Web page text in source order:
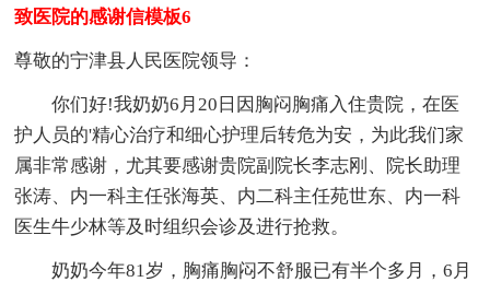
致医院的感谢信模板6
尊敬的宁津县人民医院领导：
你们好!我奶奶6月20日因胸闷胸痛入住贵院，在医
护人员的'精心治疗和细心护理后转危为安，为此我们家
属非常感谢，尤其要感谢贵院副院长李志刚、院长助理
张涛、内一科主任张海英、内二科主任苑世东、内一科
医生牛少林等及时组织会诊及进行抢救。
奶奶今年81岁，胸痛胸闷不舒服已有半个多月，6月